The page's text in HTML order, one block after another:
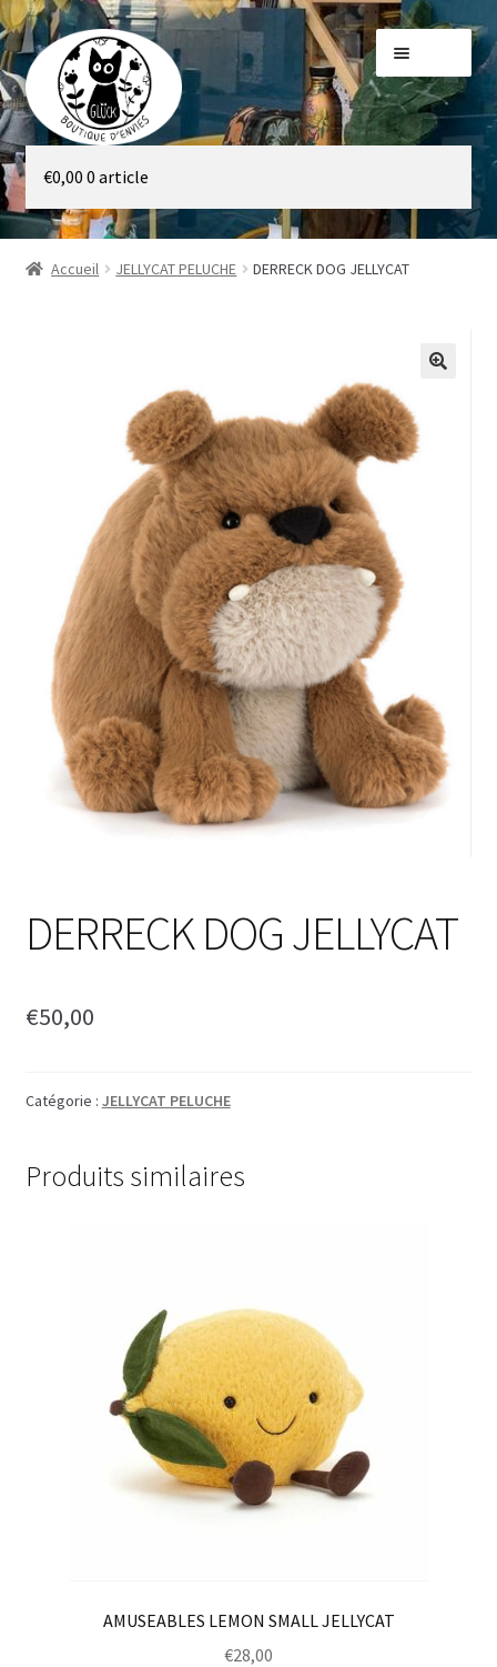
Aller
à
la
navigation
Aller
au
contenu
Galerie
Boutique
€0,00 0 article
Accueil JELLYCAT PELUCHE DERRECK DOG JELLYCAT
DERRECK DOG JELLYCAT
€50,00
Catégorie : JELLYCAT PELUCHE
Produits similaires
AMUSEABLES LEMON SMALL JELLYCAT
€28,00